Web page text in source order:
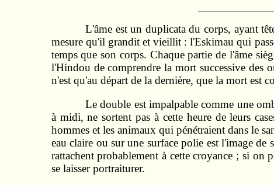
L'âme est un duplicata du corps, ayant
mesure qu'il grandit et vieillit : l'Eskimau qui
temps que son corps. Chaque partie de l'âme
l'Hindou de comprendre la mort successive des
n'est qu'au départ de la dernière, que la mort est
Le double est impalpable comme une
à midi, ne sortent pas à cette heure de leurs
hommes et les animaux qui pénétraient dans le
eau claire ou sur une surface polie est l'image
rattachent probablement à cette croyance ; si
se laisser portraiturer.